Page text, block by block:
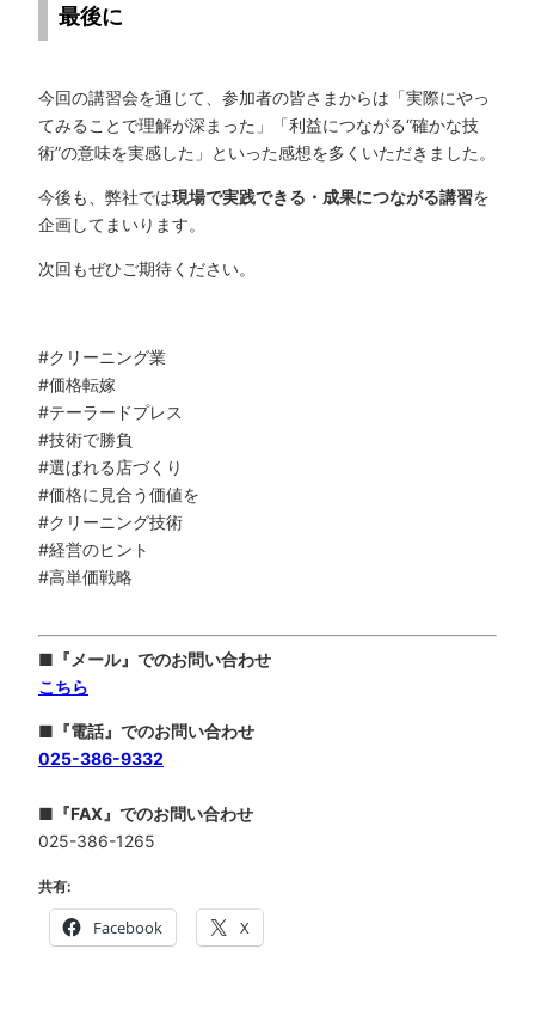
最後に
今回の講習会を通じて、参加者の皆さまからは「実際にやっ
てみることで理解が深まった」「利益につながる“確かな技
術”の意味を実感した」といった感想を多くいただきました。
今後も、弊社では現場で実践できる・成果につながる講習を
企画してまいります。
次回もぜひご期待ください。
#クリーニング業
#価格転嫁
#テーラードプレス
#技術で勝負
#選ばれる店づくり
#価格に見合う価値を
#クリーニング技術
#経営のヒント
#高単価戦略
■『メール』でのお問い合わせ
こちら
■『電話』でのお問い合わせ
025-386-9332
■ 『FAX』でのお問い合わせ
025-386-1265
共有:
Facebook X